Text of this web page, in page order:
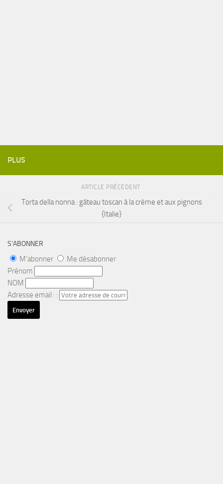
PLUS
ARTICLE PRÉCÉDENT
Torta della nonna : gâteau toscan à la crème et aux pignons
{Italie}
S’ABONNER
M'abonner
Me désabonner
Prénom
NOM
Adresse email : :